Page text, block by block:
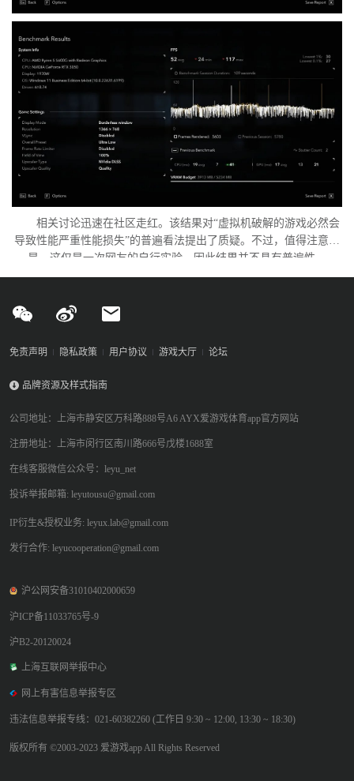
相关讨论迅速在社区走红。该结果对“虚拟机破解的游戏必然会
导致性能严重性能损失”的普遍看法提出了质疑。不过，值得注意的
是，这仅是一次网友的自行实验，因此结果并不具有普遍性。
免责声明 隐私政策 用户协议 游戏大厅 论坛
品牌资源及样式指南
公司地址：上海市静安区万科路888号A6 AYX爱游戏体育app官方网站
注册地址：上海市闵行区南川路666号戊楼1688室
在线客服微信公众号：leyu_net
投诉举报邮箱: leyutousu@gmail.com
IP衍生&授权业务: leyux.lab@gmail.com
发行合作: leyucooperation@gmail.com
沪公网安备31010402000659
沪ICP备11033765号-9
沪B2-20120024
上海互联网举报中心
网上有害信息举报专区
违法信息举报专线：021-60382260 (工作日 9:30 ~ 12:00, 13:30 ~ 18:30)
版权所有 ©2003-2023 爱游戏app All Rights Reserved